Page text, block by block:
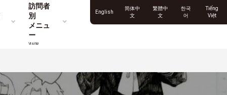
訪問者
別
メニュ
ー
Visitor
English
简体中
文
繁體中
文
한국
어
Tiếng
Việt